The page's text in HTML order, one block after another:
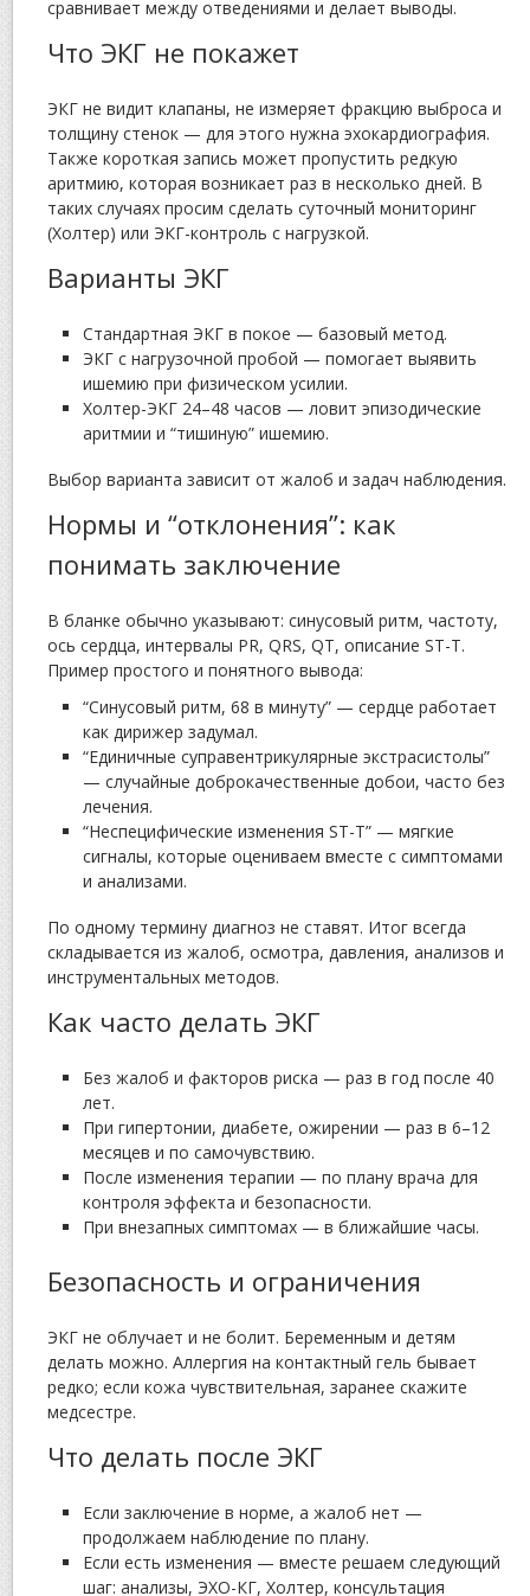
сравнивает между отведениями и делает выводы.
Что ЭКГ не покажет
ЭКГ не видит клапаны, не измеряет фракцию выброса и
толщину стенок — для этого нужна эхокардиография.
Также короткая запись может пропустить редкую
аритмию, которая возникает раз в несколько дней. В
таких случаях просим сделать суточный мониторинг
(Холтер) или ЭКГ-контроль с нагрузкой.
Варианты ЭКГ
Стандартная ЭКГ в покое — базовый метод.
ЭКГ с нагрузочной пробой — помогает выявить
ишемию при физическом усилии.
Холтер-ЭКГ 24–48 часов — ловит эпизодические
аритмии и “тишиную” ишемию.
Выбор варианта зависит от жалоб и задач наблюдения.
Нормы и “отклонения”: как
понимать заключение
В бланке обычно указывают: синусовый ритм, частоту,
ось сердца, интервалы PR, QRS, QT, описание ST-T.
Пример простого и понятного вывода:
“Синусовый ритм, 68 в минуту” — сердце работает
как дирижер задумал.
“Единичные суправентрикулярные экстрасистолы”
— случайные доброкачественные добои, часто без
лечения.
“Неспецифические изменения ST-T” — мягкие
сигналы, которые оцениваем вместе с симптомами
и анализами.
По одному термину диагноз не ставят. Итог всегда
складывается из жалоб, осмотра, давления, анализов и
инструментальных методов.
Как часто делать ЭКГ
Без жалоб и факторов риска — раз в год после 40
лет.
При гипертонии, диабете, ожирении — раз в 6–12
месяцев и по самочувствию.
После изменения терапии — по плану врача для
контроля эффекта и безопасности.
При внезапных симптомах — в ближайшие часы.
Безопасность и ограничения
ЭКГ не облучает и не болит. Беременным и детям
делать можно. Аллергия на контактный гель бывает
редко; если кожа чувствительная, заранее скажите
медсестре.
Что делать после ЭКГ
Если заключение в норме, а жалоб нет —
продолжаем наблюдение по плану.
Если есть изменения — вместе решаем следующий
шаг: анализы, ЭХО-КГ, Холтер, консультация